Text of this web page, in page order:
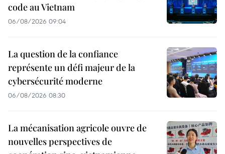
code au Vietnam
06/08/2026 09:04
La question de la confiance
représente un défi majeur de la
cybersécurité moderne
06/08/2026 08:30
La mécanisation agricole ouvre de
nouvelles perspectives de